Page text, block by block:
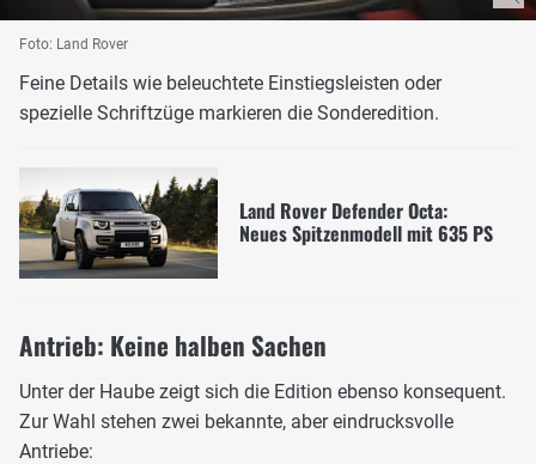
Foto: Land Rover
Feine Details wie beleuchtete Einstiegsleisten oder
spezielle Schriftzüge markieren die Sonderedition.
Land Rover Defender Octa:
Neues Spitzenmodell mit 635 PS
Antrieb: Keine halben Sachen
Unter der Haube zeigt sich die Edition ebenso konsequent.
Zur Wahl stehen zwei bekannte, aber eindrucksvolle
Antriebe: